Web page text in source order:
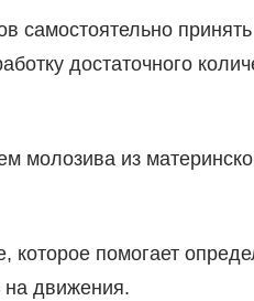
самостоятельно принять
достаточного
молозива из
которое помогает
на движения.